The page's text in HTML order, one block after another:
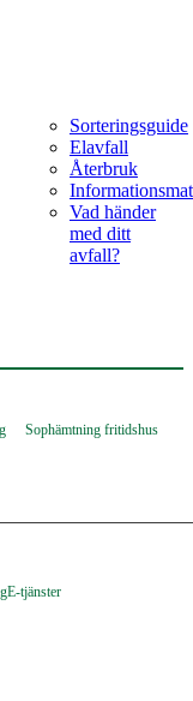
Sorteringsguide
Elavfall
Återbruk
Vad händer
med ditt
avfall?
Sophämtning fritidshus
E-tjänster